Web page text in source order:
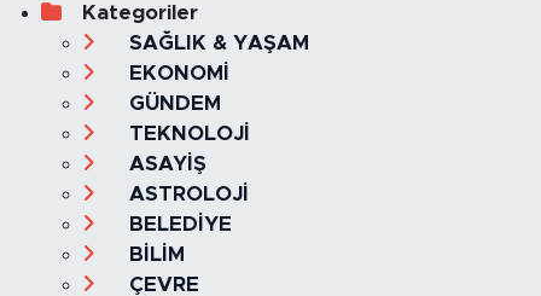
Kategoriler
SAĞLIK & YAŞAM
EKONOMİ
GÜNDEM
TEKNOLOJİ
ASAYİŞ
ASTROLOJİ
BELEDİYE
BİLİM
ÇEVRE